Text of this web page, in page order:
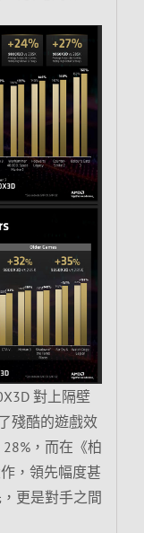
對上隔壁
殘酷的遊戲效
，而在《柏
，領先幅度甚
更是對手之間